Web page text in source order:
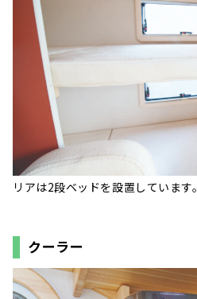
リアは2段ベッドを設置しています。
クーラー